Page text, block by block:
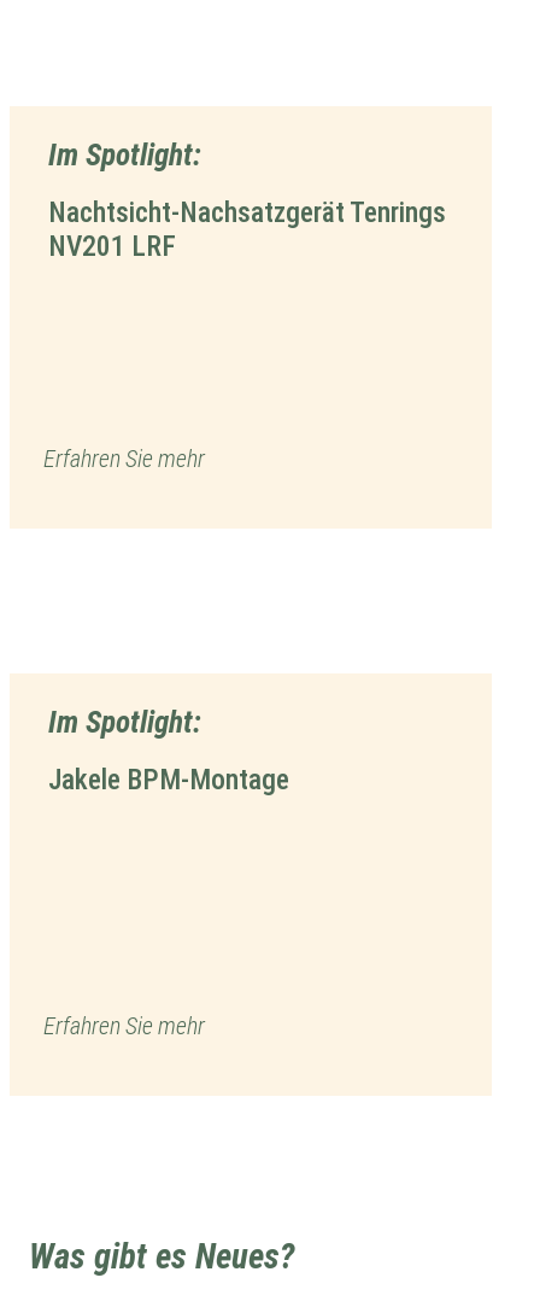
Im Spotlight:
Nachtsicht-Nachsatzgerät Tenrings
NV201 LRF
Erfahren Sie mehr
Im Spotlight:
Jakele BPM-Montage
Erfahren Sie mehr
Was gibt es Neues?